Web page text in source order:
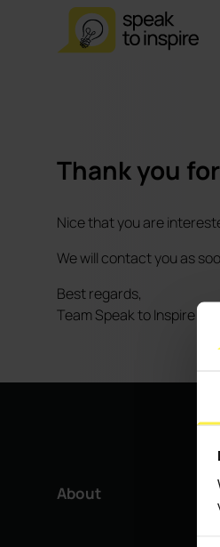
Thank you
Nice that you are
We will contact you as
Best regards,
Team Speak to Inspire
About